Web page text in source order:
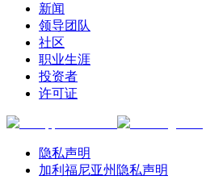
新闻
领导团队
社区
职业生涯
投资者
许可证
隐私声明
加利福尼亚州隐私声明